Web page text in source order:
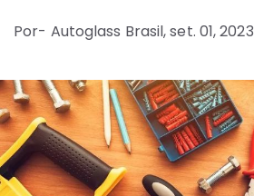
Por- Autoglass Brasil,set. 01, 2023